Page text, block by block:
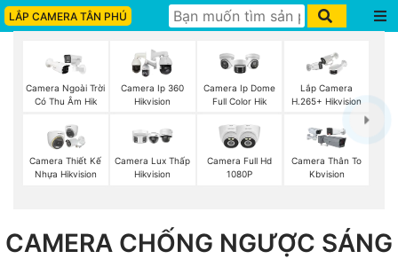
LẮP CAMERA TÂN PHÚ
Camera Ngoài Trời
Có Thu Âm Hik
Camera Ip 360
Hikvision
Camera Ip Dome
Full Color Hik
Lắp Camera
H.265+ Hikvision
Camera Thiết Kế
Nhựa Hikvision
Camera Lux Thấp
Hikvision
Camera Full Hd
1080P
Camera Thân To
Kbvision
CAMERA CHỐNG NGƯỢC SÁNG